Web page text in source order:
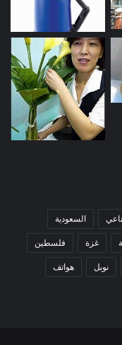
السعودية
غزة فلسطين
نوبل هواتف